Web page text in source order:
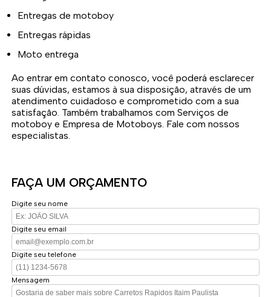
Entregas de motoboy
Entregas rápidas
Moto entrega
Ao entrar em contato conosco, você poderá esclarecer
suas dúvidas, estamos à sua disposição, através de um
atendimento cuidadoso e comprometido com a sua
satisfação. Também trabalhamos com Serviços de
motoboy e Empresa de Motoboys. Fale com nossos
especialistas.
FAÇA UM ORÇAMENTO
Digite seu nome
Digite seu email
Digite seu telefone
Mensagem